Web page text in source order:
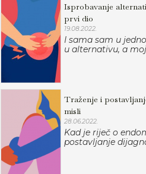
Isprobavanje
prvi dio
19.08.2022.
I sama sam u
u alternativu, a
Traženje i
misli
28.06.2022.
Kad je riječ o
postavljanje